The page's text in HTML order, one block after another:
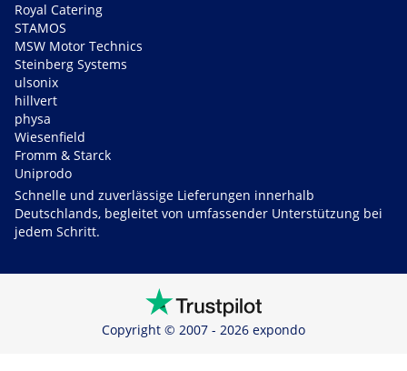
Royal Catering
STAMOS
MSW Motor Technics
Steinberg Systems
ulsonix
hillvert
physa
Wiesenfield
Fromm & Starck
Uniprodo
Schnelle und zuverlässige Lieferungen innerhalb
Deutschlands, begleitet von umfassender Unterstützung bei
jedem Schritt.
Copyright © 2007 - 2026 expondo